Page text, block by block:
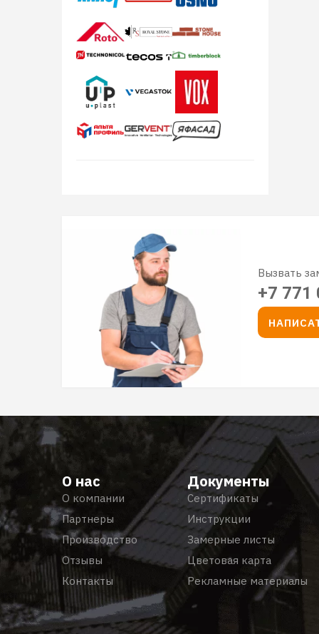
Вызвать
+7 771
О нас
О компании
Партнеры
Производство
Отзывы
Контакты
Документы
Сертификаты
Инструкции
Замерные листы
Цветовая карта
Рекламные материалы